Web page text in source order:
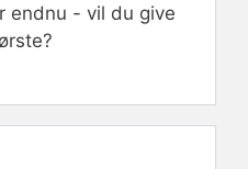
endnu - vil du give